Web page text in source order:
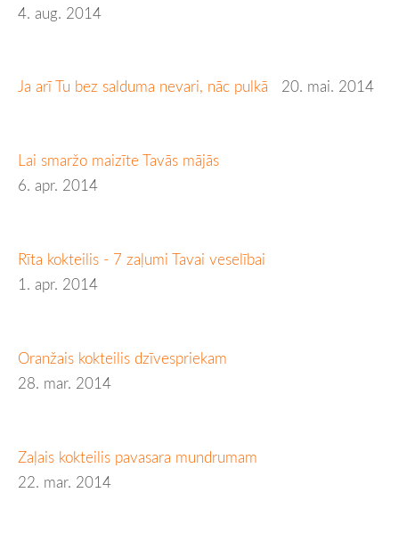
4. aug. 2014
Ja arī Tu bez salduma nevari, nāc pulkā 20. mai. 2014
Lai smaržo maizīte Tavās mājās
6. apr. 2014
Rīta kokteilis - 7 zaļumi Tavai veselībai
1. apr. 2014
Oranžais kokteilis dzīvespriekam
28. mar. 2014
Zaļais kokteilis pavasara mundrumam
22. mar. 2014